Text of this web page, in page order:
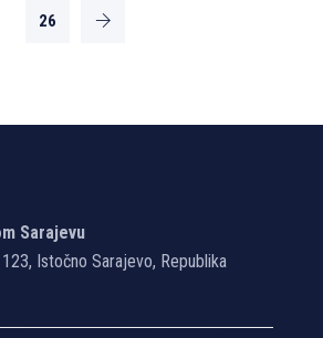
26
Sarajevu
Istočno Sarajevo, Republika